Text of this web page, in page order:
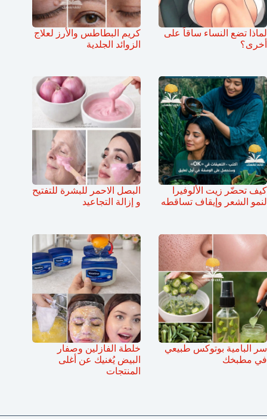
لماذا تضع النساء ساقاً على
أخرى؟
كريم البطاطس والأرز لعلاج
الزوائد الجلدية
كيف تحضّر زيت الألوفيرا
لنمو الشعر وإيقاف تساقطه
البصل الاحمر للبشرة للتفتيح
و إزالة التجاعيد
سر البامية بوتوكس طبيعي
في مطبخك
خلطة الفازلين وصفار
البيض يُغنيك عن أغلى
المنتجات